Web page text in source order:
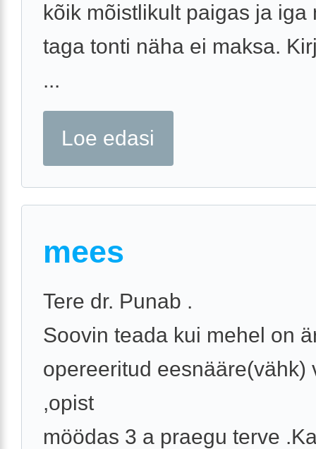
kõik mõistlikult paigas ja iga
taga tonti näha ei maksa.
...
Loe edasi
mees
Tere dr. Punab .
Soovin teada kui mehel on
opereeritud eesnääre(vähk)
,opist
möödas 3 a praegu terve